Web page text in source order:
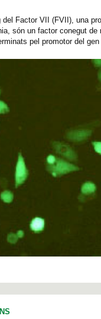
del Factor VII (FVII), una
són un factor conegut
pel promotor del gen